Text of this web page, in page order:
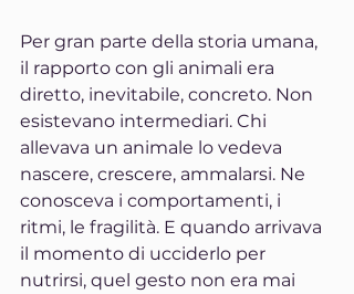
Per gran parte della storia umana,
il rapporto con gli animali era
diretto, inevitabile, concreto. Non
esistevano intermediari. Chi
allevava un animale lo vedeva
nascere, crescere, ammalarsi. Ne
conosceva i comportamenti, i
ritmi, le fragilità. E quando arrivava
il momento di ucciderlo per
nutrirsi, quel gesto non era mai